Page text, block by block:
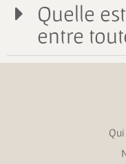
Quelle
entre